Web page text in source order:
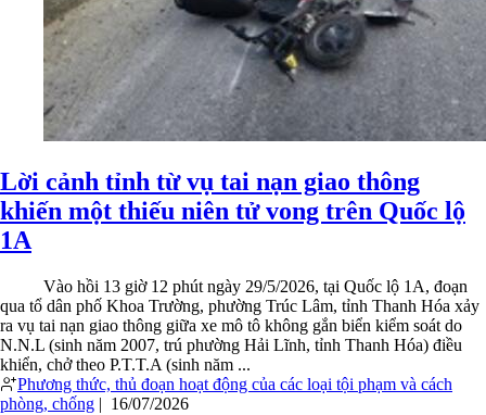
Lời cảnh tỉnh từ vụ tai nạn giao thông
khiến một thiếu niên tử vong trên Quốc lộ
1A
Vào hồi 13 giờ 12 phút ngày 29/5/2026, tại Quốc lộ 1A, đoạn
qua tổ dân phố Khoa Trường, phường Trúc Lâm, tỉnh Thanh Hóa xảy
ra vụ tai nạn giao thông giữa xe mô tô không gắn biển kiểm soát do
N.N.L (sinh năm 2007, trú phường Hải Lĩnh, tỉnh Thanh Hóa) điều
khiển, chở theo P.T.T.A (sinh năm ...
Phương thức, thủ đoạn hoạt động của các loại tội phạm và cách
phòng, chống | 16/07/2026